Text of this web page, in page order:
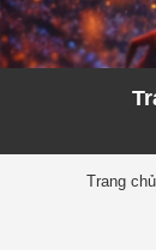
Trang chủ